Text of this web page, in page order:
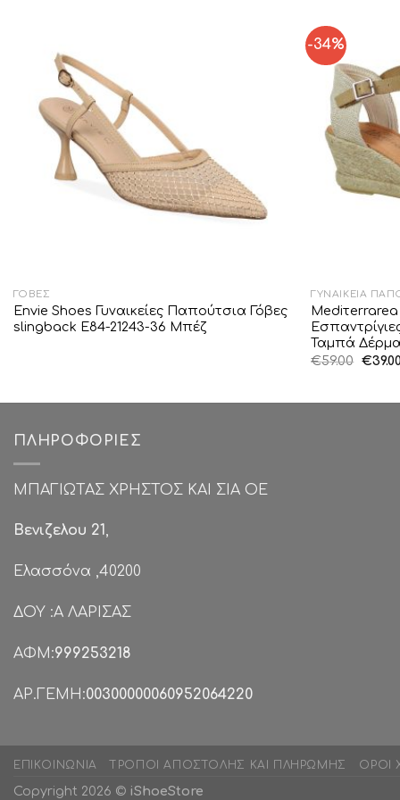
ΓΌΒΕΣ
Envie Shoes Γυναικείες Παπούτσια Γόβες
slingback E84-21243-36 Μπέζ
-34%
ΓΥΝΑΙΚΕΊΑ
Mediτerrarea
Ταμπά
€59.00 €39.00
ΠΛΗΡΟΦΟΡΊΕΣ
ΜΠΑΓΙΩΤΑΣ ΧΡΗΣΤΟΣ ΚΑΙ ΣΙΑ ΟΕ
Βενιζελου 21,
Ελασσόνα ,40200
ΔΟΥ :Α ΛΑΡΙΣΑΣ
ΑΦΜ:999253218
ΑΡ.ΓΕΜΗ:00300000060952064220
ΕΠΙΚΟΙΝΩΝΊΑ ΤΡΌΠΟΙ ΑΠΟΣΤΟΛΉΣ ΚΑΙ ΠΛΗΡΩΜΉΣ ΌΡΟΙ
Copyright 2026 © iShoeStore